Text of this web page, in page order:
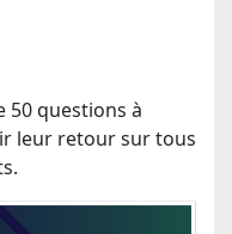
50 questions à
leur retour sur tous